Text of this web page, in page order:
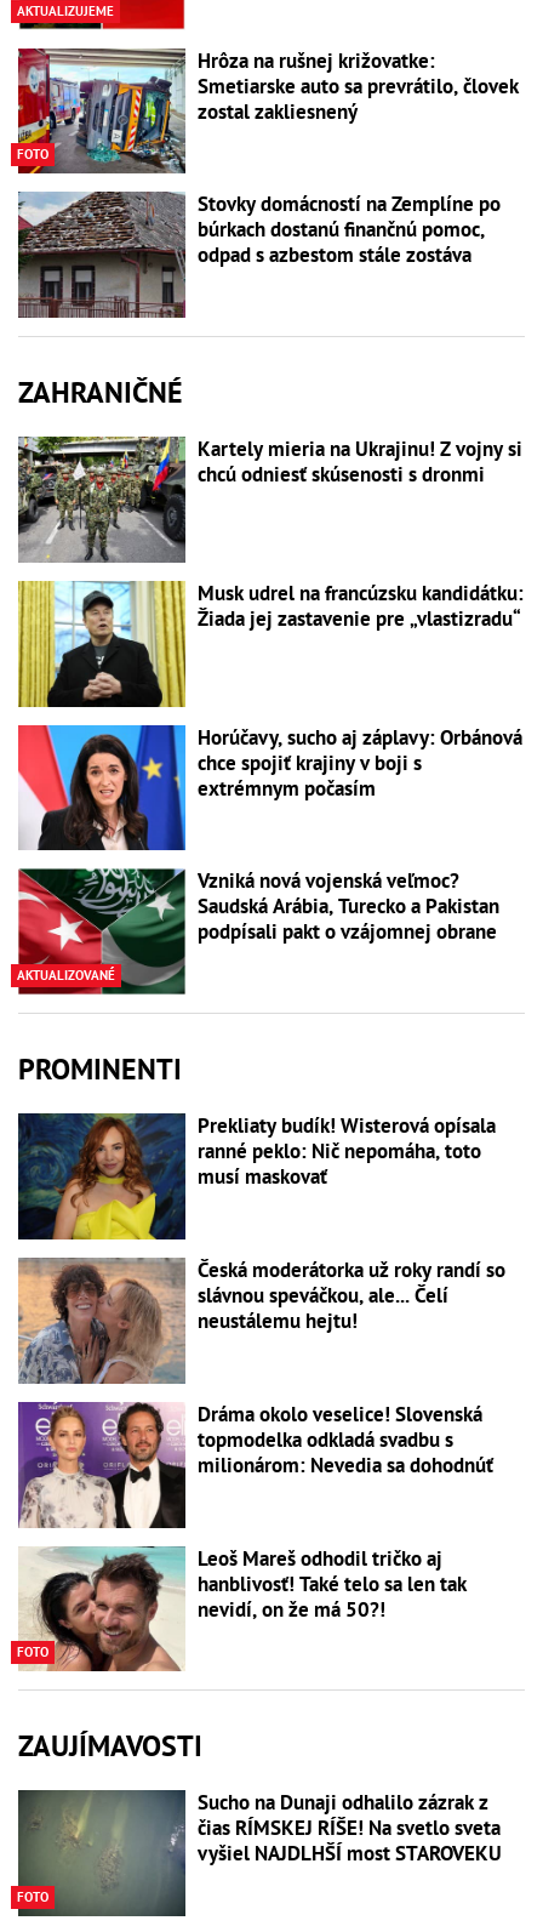
AKTUALIZUJEME
FOTO
Hrôza na rušnej križovatke:
Smetiarske auto sa prevrátilo, človek
zostal zakliesnený
Stovky domácností na Zemplíne po
búrkach dostanú finančnú pomoc,
odpad s azbestom stále zostáva
ZAHRANIČNÉ
Kartely mieria na Ukrajinu! Z vojny si
chcú odniesť skúsenosti s dronmi
Musk udrel na francúzsku kandidátku:
Žiada jej zastavenie pre „vlastizradu“
Horúčavy, sucho aj záplavy: Orbánová
chce spojiť krajiny v boji s
extrémnym počasím
AKTUALIZOVANÉ
Vzniká nová vojenská veľmoc?
Saudská Arábia, Turecko a Pakistan
podpísali pakt o vzájomnej obrane
PROMINENTI
Prekliaty budík! Wisterová opísala
ranné peklo: Nič nepomáha, toto
musí maskovať
Česká moderátorka už roky randí so
slávnou speváčkou, ale... Čelí
neustálemu hejtu!
Dráma okolo veselice! Slovenská
topmodelka odkladá svadbu s
milionárom: Nevedia sa dohodnúť
FOTO
Leoš Mareš odhodil tričko aj
hanblivosť! Také telo sa len tak
nevidí, on že má 50?!
ZAUJÍMAVOSTI
FOTO
Sucho na Dunaji odhalilo zázrak z
čias RÍMSKEJ RÍŠE! Na svetlo sveta
vyšiel NAJDLHŠÍ most STAROVEKU